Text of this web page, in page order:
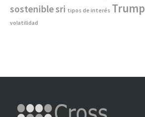
sosteniblesri tipos de interés Trump
volatilidad